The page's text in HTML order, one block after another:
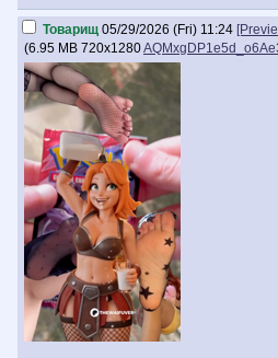
Товарищ 05/29/2026 (Fri) 11:24
(6.95 MB 720x1280